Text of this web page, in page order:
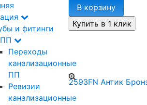
и фитинги
Переходы
канализационные
ПП
Ревизии
канализационные
В корзину